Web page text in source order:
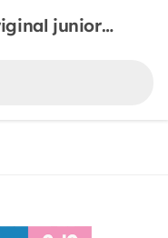
Felix kattenvoer nat original junior multipack 12 stuks